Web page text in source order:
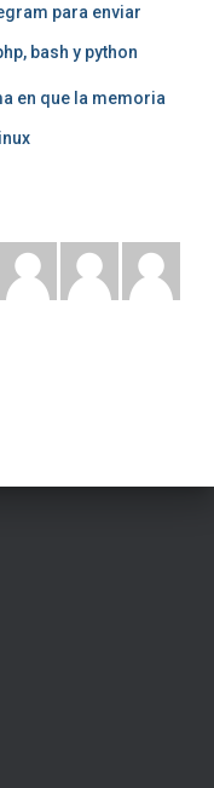
para enviar
bash y python
en que la memoria